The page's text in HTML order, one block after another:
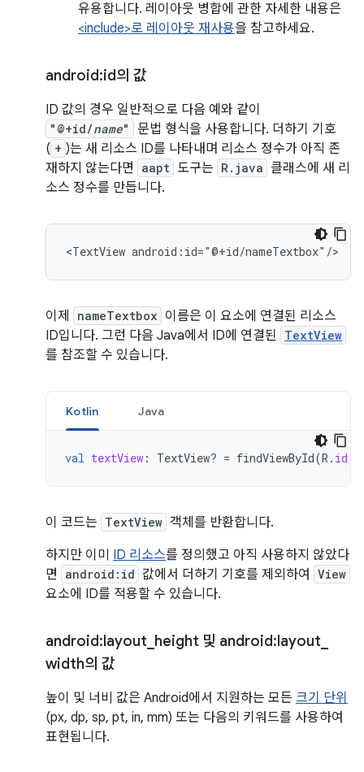
유용합니다. 레이아웃 병합에 관한 자세한 내용은
<include>로 레이아웃 재사용을 참고하세요.
android:id의 값
ID 값의 경우 일반적으로 다음 예와 같이
"@+id/name"
문법 형식을 사용합니다. 더하기 기호
( + )는 새 리소스 ID를 나타내며 리소스 정수가 아직 존
재하지 않는다면
aapt 도구는 R.java 클래스에 새 리
소스 정수를 만듭니다.
<TextView android:id="@+id/nameTextbox"/>
이제 nameTextbox 이름은 이 요소에 연결된 리소스
ID입니다. 그런 다음 Java에서 ID에 연결된 TextView
를 참조할 수 있습니다.
Kotlin Java
val textView : TextView? = findViewById(R . id
이 코드는 TextView 객체를 반환합니다.
하지만 이미 ID 리소스를 정의했고 아직 사용하지 않았다
면
android:id 값에서 더하기 기호를 제외하여 View
요소에 ID를 적용할 수 있습니다.
android:layout height 및 android:layout
width의 값
높이 및 너비 값은 Android에서 지원하는 모든 크기 단위
(px, dp, sp, pt, in, mm) 또는 다음의 키워드를 사용하여
표현됩니다.